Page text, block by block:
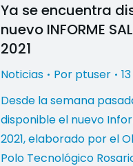
Ya se encuentra
nuevo INFORME
2021
Noticias Por ptuser
Desde la semana
disponible el nuevo
2021, elaborado por el
Polo Tecnológico